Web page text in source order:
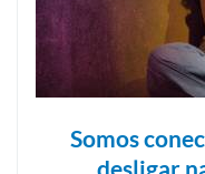
Somos
desligar